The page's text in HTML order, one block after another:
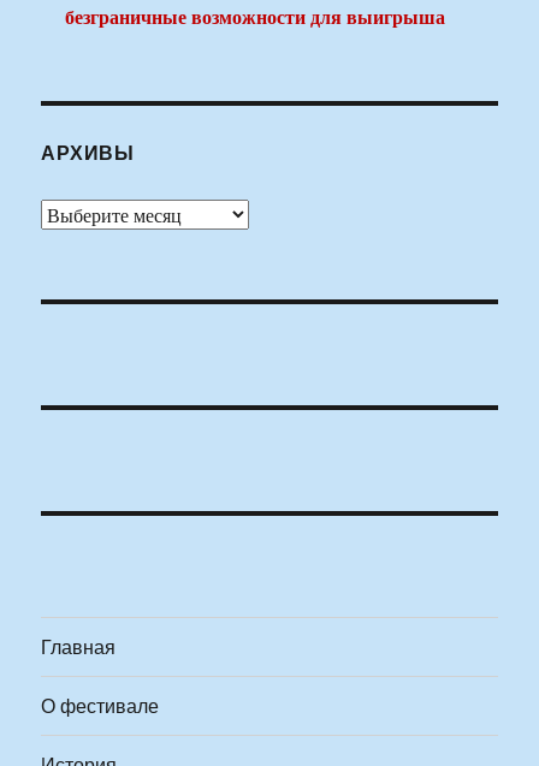
безграничные возможности для выигрыша
АРХИВЫ
Архивы
Главная
О фестивале